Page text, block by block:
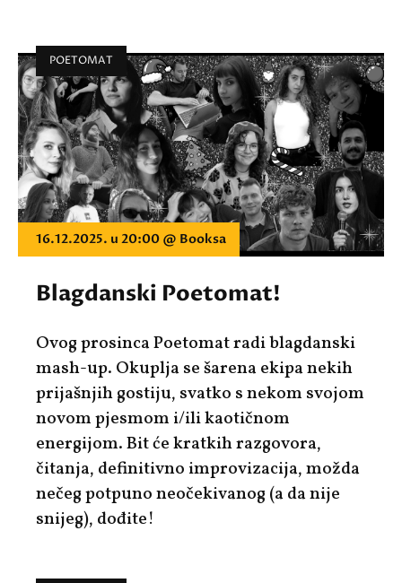
POETOMAT
16.12.2025. u 20:00 @ Booksa
Blagdanski Poetomat!
Ovog prosinca Poetomat radi blagdanski
mash-up. Okuplja se šarena ekipa nekih
prijašnjih gostiju, svatko s nekom svojom
novom pjesmom i/ili kaotičnom
energijom. Bit će kratkih razgovora,
čitanja, definitivno improvizacija, možda
nečeg potpuno neočekivanog (a da nije
snijeg), dođite!